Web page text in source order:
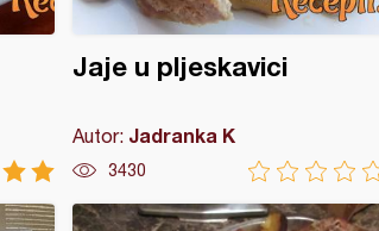
Jaje u pljeskavici
Autor: Jadranka K
3430